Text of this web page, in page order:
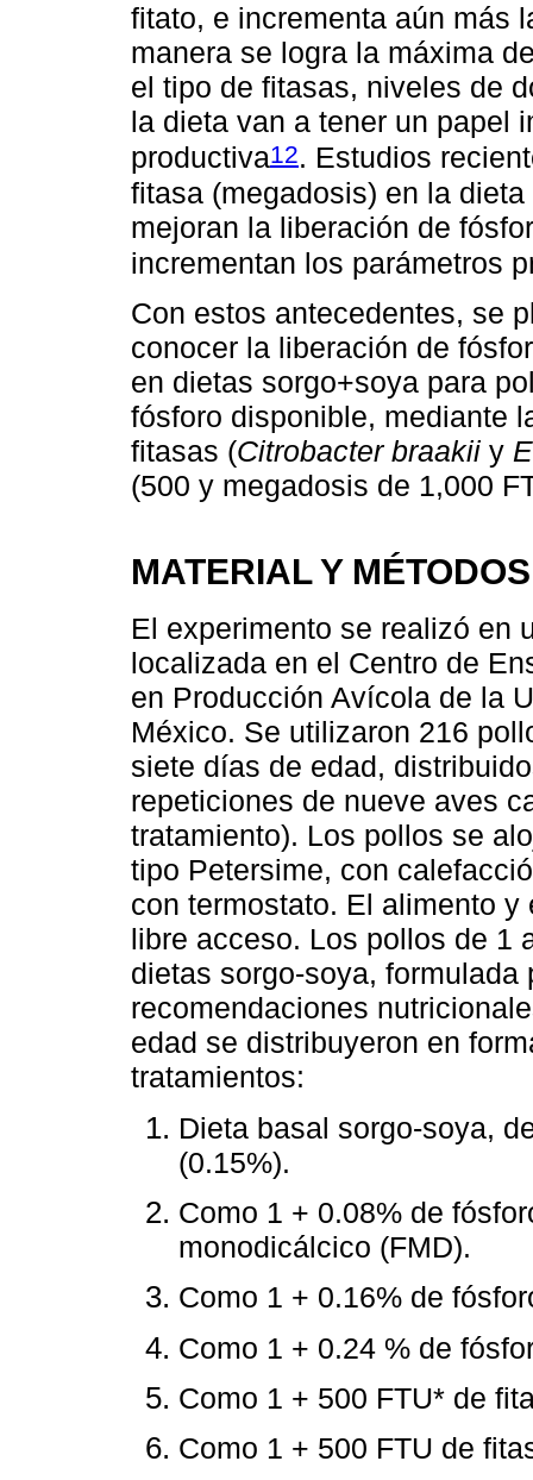
fitato, e incrementa aún más
manera se logra la máxima
el tipo de fitasas, niveles de
la dieta van a tener un papel
productiva12. Estudios
fitasa (megadosis) en la
mejoran la liberación de
incrementan los parámetros
Con estos antecedentes, se
conocer la liberación de
en dietas sorgo+soya para
fósforo disponible, mediante
fitasas (Citrobacter braakii y
(500 y megadosis de 1,000
MATERIAL Y MÉTODOS
El experimento se realizó en
localizada en el Centro de
en Producción Avícola de la
México. Se utilizaron 216
siete días de edad,
repeticiones de nueve aves
tratamiento). Los pollos se
tipo Petersime, con
con termostato. El alimento
libre acceso. Los pollos de 1
dietas sorgo-soya, formulada
recomendaciones
edad se distribuyeron en
tratamientos:
Dieta basal sorgo-soya,
(0.15%).
Como 1 + 0.08% de
monodicálcico (FMD).
Como 1 + 0.16% de
Como 1 + 0.24 % de
Como 1 + 500 FTU* de
Como 1 + 500 FTU de